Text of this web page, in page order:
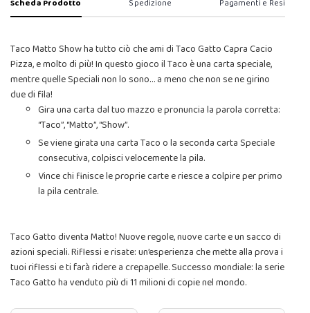
Scheda Prodotto Spedizione Pagamenti e Resi
Taco Matto Show ha tutto ciò che ami di Taco Gatto Capra Cacio
Pizza, e molto di più! In questo gioco il Taco è una carta speciale,
mentre quelle Speciali non lo sono… a meno che non se ne girino
due di fila!
Gira una carta dal tuo mazzo e pronuncia la parola corretta:
“Taco”, “Matto”, “Show”.
Se viene girata una carta Taco o la seconda carta Speciale
consecutiva, colpisci velocemente la pila.
Vince chi finisce le proprie carte e riesce a colpire per primo
la pila centrale.
Taco Gatto diventa Matto! Nuove regole, nuove carte e un sacco di
azioni speciali. Riflessi e risate: un’esperienza che mette alla prova i
tuoi riflessi e ti farà ridere a crepapelle. Successo mondiale: la serie
Taco Gatto ha venduto più di 11 milioni di copie nel mondo.